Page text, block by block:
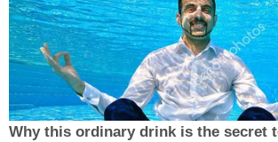
Why this ordinary drink is the secret